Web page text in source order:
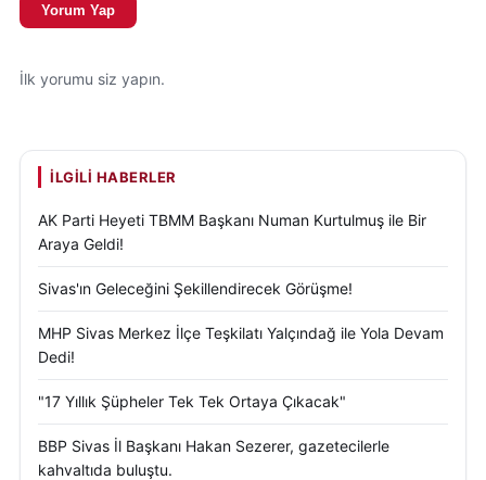
Yorum Yap
İlk yorumu siz yapın.
İLGILI HABERLER
AK Parti Heyeti TBMM Başkanı Numan Kurtulmuş ile Bir
Araya Geldi!
Sivas'ın Geleceğini Şekillendirecek Görüşme!
MHP Sivas Merkez İlçe Teşkilatı Yalçındağ ile Yola Devam
Dedi!
"17 Yıllık Şüpheler Tek Tek Ortaya Çıkacak"
BBP Sivas İl Başkanı Hakan Sezerer, gazetecilerle
kahvaltıda buluştu.